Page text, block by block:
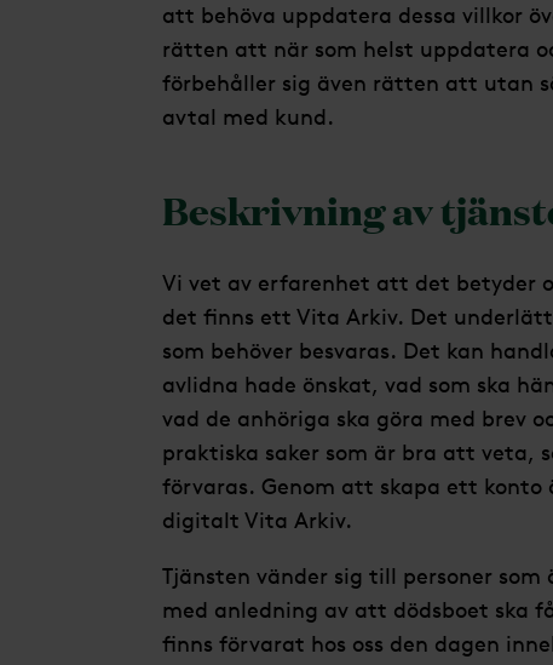
att behöva uppdatera dessa villkor
rätten att när som helst uppdatera
förbehåller sig även rätten att utan
avtal med kund.
Beskrivning av
Vi vet av erfarenhet att det betyder
det finns ett Vita Arkiv. Det
som behöver besvaras. Det kan
avlidna hade önskat, vad som ska
vad de anhöriga ska göra med brev
praktiska saker som är bra att veta,
förvaras. Genom att skapa ett
digitalt Vita Arkiv.
Tjänsten vänder sig till personer
med anledning av att dödsboet ska
finns förvarat hos oss den dagen